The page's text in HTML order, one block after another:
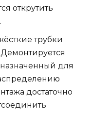
открутить
трубки
для
достаточно